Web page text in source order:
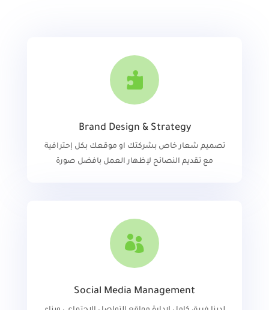

Brand Design & Strategy
تصميم شعار خاص بشركتك او موقعك بكل إحترافية
مع تقديم النصائح لإظهار العمل بافضل صورة

Social Media Management